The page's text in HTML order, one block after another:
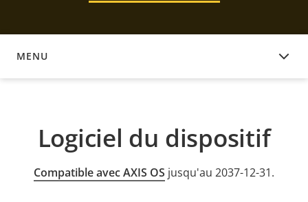
MENU
LOGICIEL DU DISPOSITIF
Logiciel du dispositif
Compatible avec AXIS OS jusqu'au 2037-12-31.